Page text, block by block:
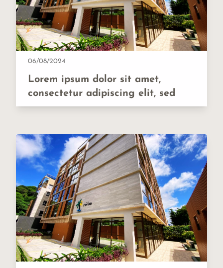
06/08/2024
Lorem ipsum dolor sit amet,
consectetur adipiscing elit, sed